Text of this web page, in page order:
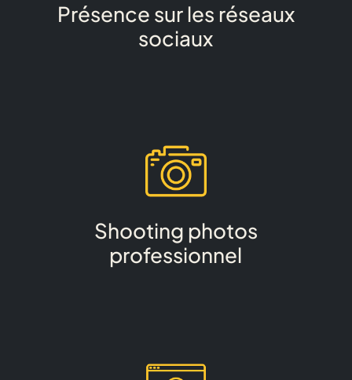
Présence sur les réseaux
sociaux
Shooting photos
professionnel